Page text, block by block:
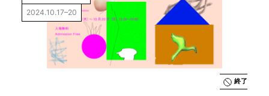
Ideations
Camp
Vol.4「生態系
をデータとし
てとらえる／
表現する」成
2024.10.17–20
終了